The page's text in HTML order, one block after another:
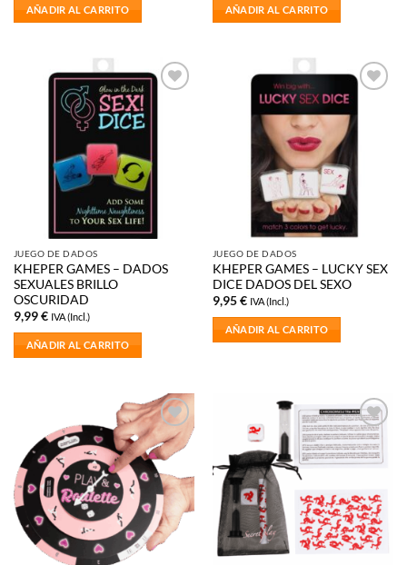
AÑADIR AL CARRITO AÑADIR AL CARRITO
JUEGO DE DADOS
KHEPER GAMES – DADOS
SEXUALES BRILLO
OSCURIDAD
9,99€ IVA (Incl.)
AÑADIR AL CARRITO
lista de
JUEGO DE DADOS
KHEPER GAMES – LUCKY SEX
DICE DADOS DEL SEXO
9,95€ IVA (Incl.)
AÑADIR AL CARRITO
Añadir
a la
lista de
deseos
Añadir
a la
lista de